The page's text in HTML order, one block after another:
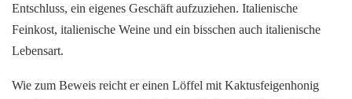
Entschluss, ein eigenes Geschäft aufzuziehen. Italienische
Feinkost, italienische Weine und ein bisschen auch italienische
Lebensart.
Wie zum Beweis reicht er einen Löffel mit Kaktusfeigenhonig